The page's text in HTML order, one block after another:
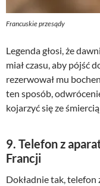
Francuskie przesądy
Legenda głosi, że
miał czasu, aby pójść
rezerwował mu
ten sposób,
kojarzyć się ze
9. Telefon z
Francji
Dokładnie tak, telefon